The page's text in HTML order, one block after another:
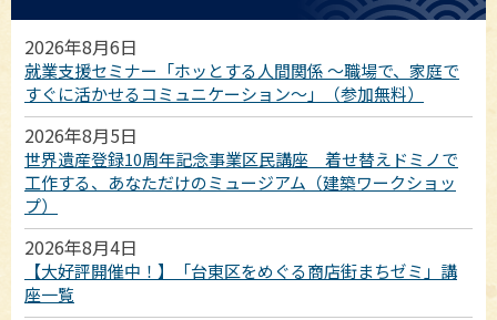
頭
か
ら
2026年8月6日
就業支援セミナー「ホッとする人間関係 ～職場で、家庭で
すぐに活かせるコミュニケーション～」（参加無料）
2026年8月5日
世界遺産登録10周年記念事業区民講座 着せ替えドミノで
工作する、あなただけのミュージアム（建築ワークショッ
プ）
2026年8月4日
【大好評開催中！】「台東区をめぐる商店街まちゼミ」講
座一覧